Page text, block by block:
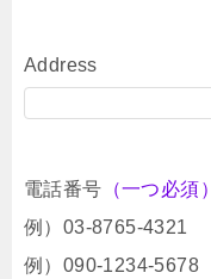
Address
電話番号 （一つ必須）
例）03-8765-4321
例）090-1234-5678